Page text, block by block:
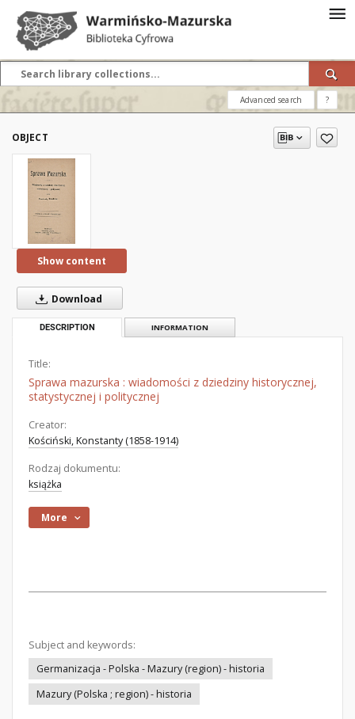
Advanced search ?
OBJECT
Show content
Download
DESCRIPTION INFORMATION
Title:
Sprawa mazurska : wiadomości z dziedziny historycznej,
statystycznej i politycznej
Creator:
Kościński, Konstanty (1858-1914)
Rodzaj dokumentu:
książka
More
Subject and keywords:
Germanizacja - Polska - Mazury (region) - historia
Mazury (Polska ; region) - historia